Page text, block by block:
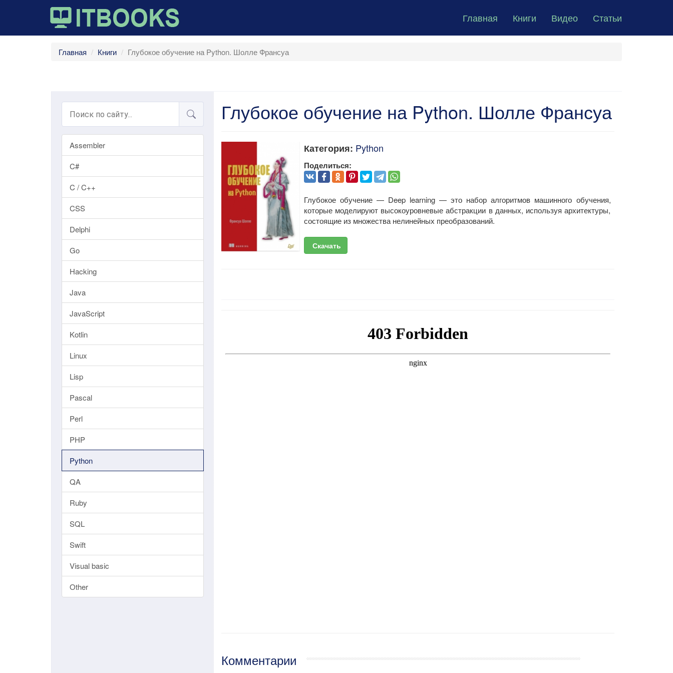
Главная Книги Видео Статьи
Главная Книги Глубокое обучение на Python. Шолле Франсуа
Assembler
C#
C / C++
CSS
Delphi
Go
Hacking
Java
JavaScript
Kotlin
Linux
Lisp
Pascal
Perl
PHP
Python
QA
Ruby
SQL
Swift
Visual basic
Other
Глубокое обучение на Python. Шолле Франсуа
Категория: Python
Поделиться:
Глубокое обучение — Deep learning — это набор алгоритмов машинного обучения,
которые моделируют высокоуровневые абстракции в данных, используя архитектуры,
состоящие из множества нелинейных преобразований.
Скачать
Комментарии